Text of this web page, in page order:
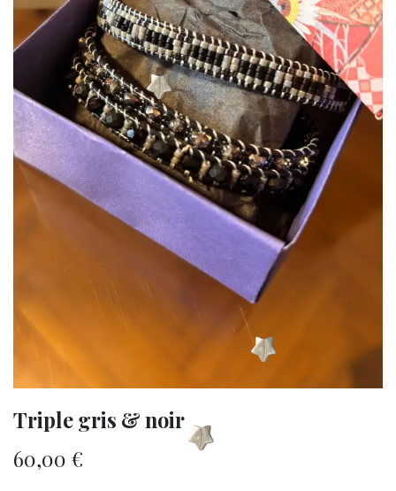
Triple gris & noir
60,00 €